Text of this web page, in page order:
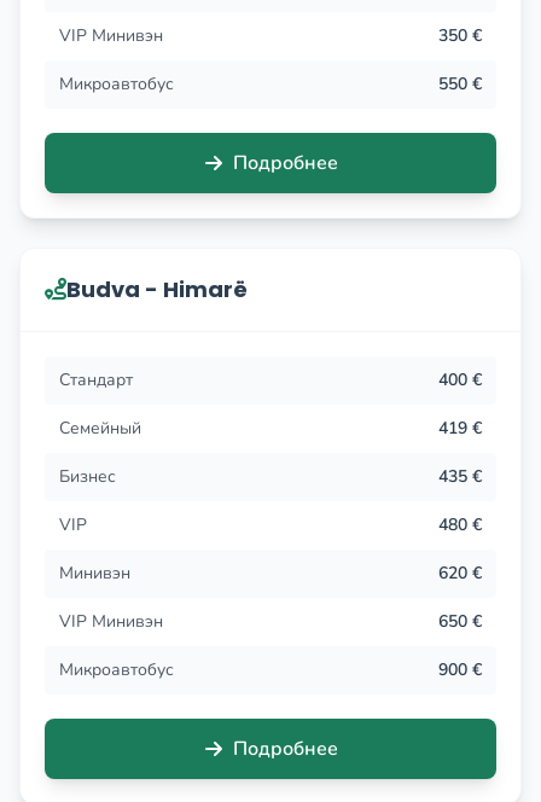
VIP Минивэн 350 €
Микроавтобус 550 €
Подробнее
Budva - Himarë
Стандарт 400 €
Семейный 419 €
Бизнес 435 €
VIP 480 €
Минивэн 620 €
VIP Минивэн 650 €
Микроавтобус 900 €
Подробнее